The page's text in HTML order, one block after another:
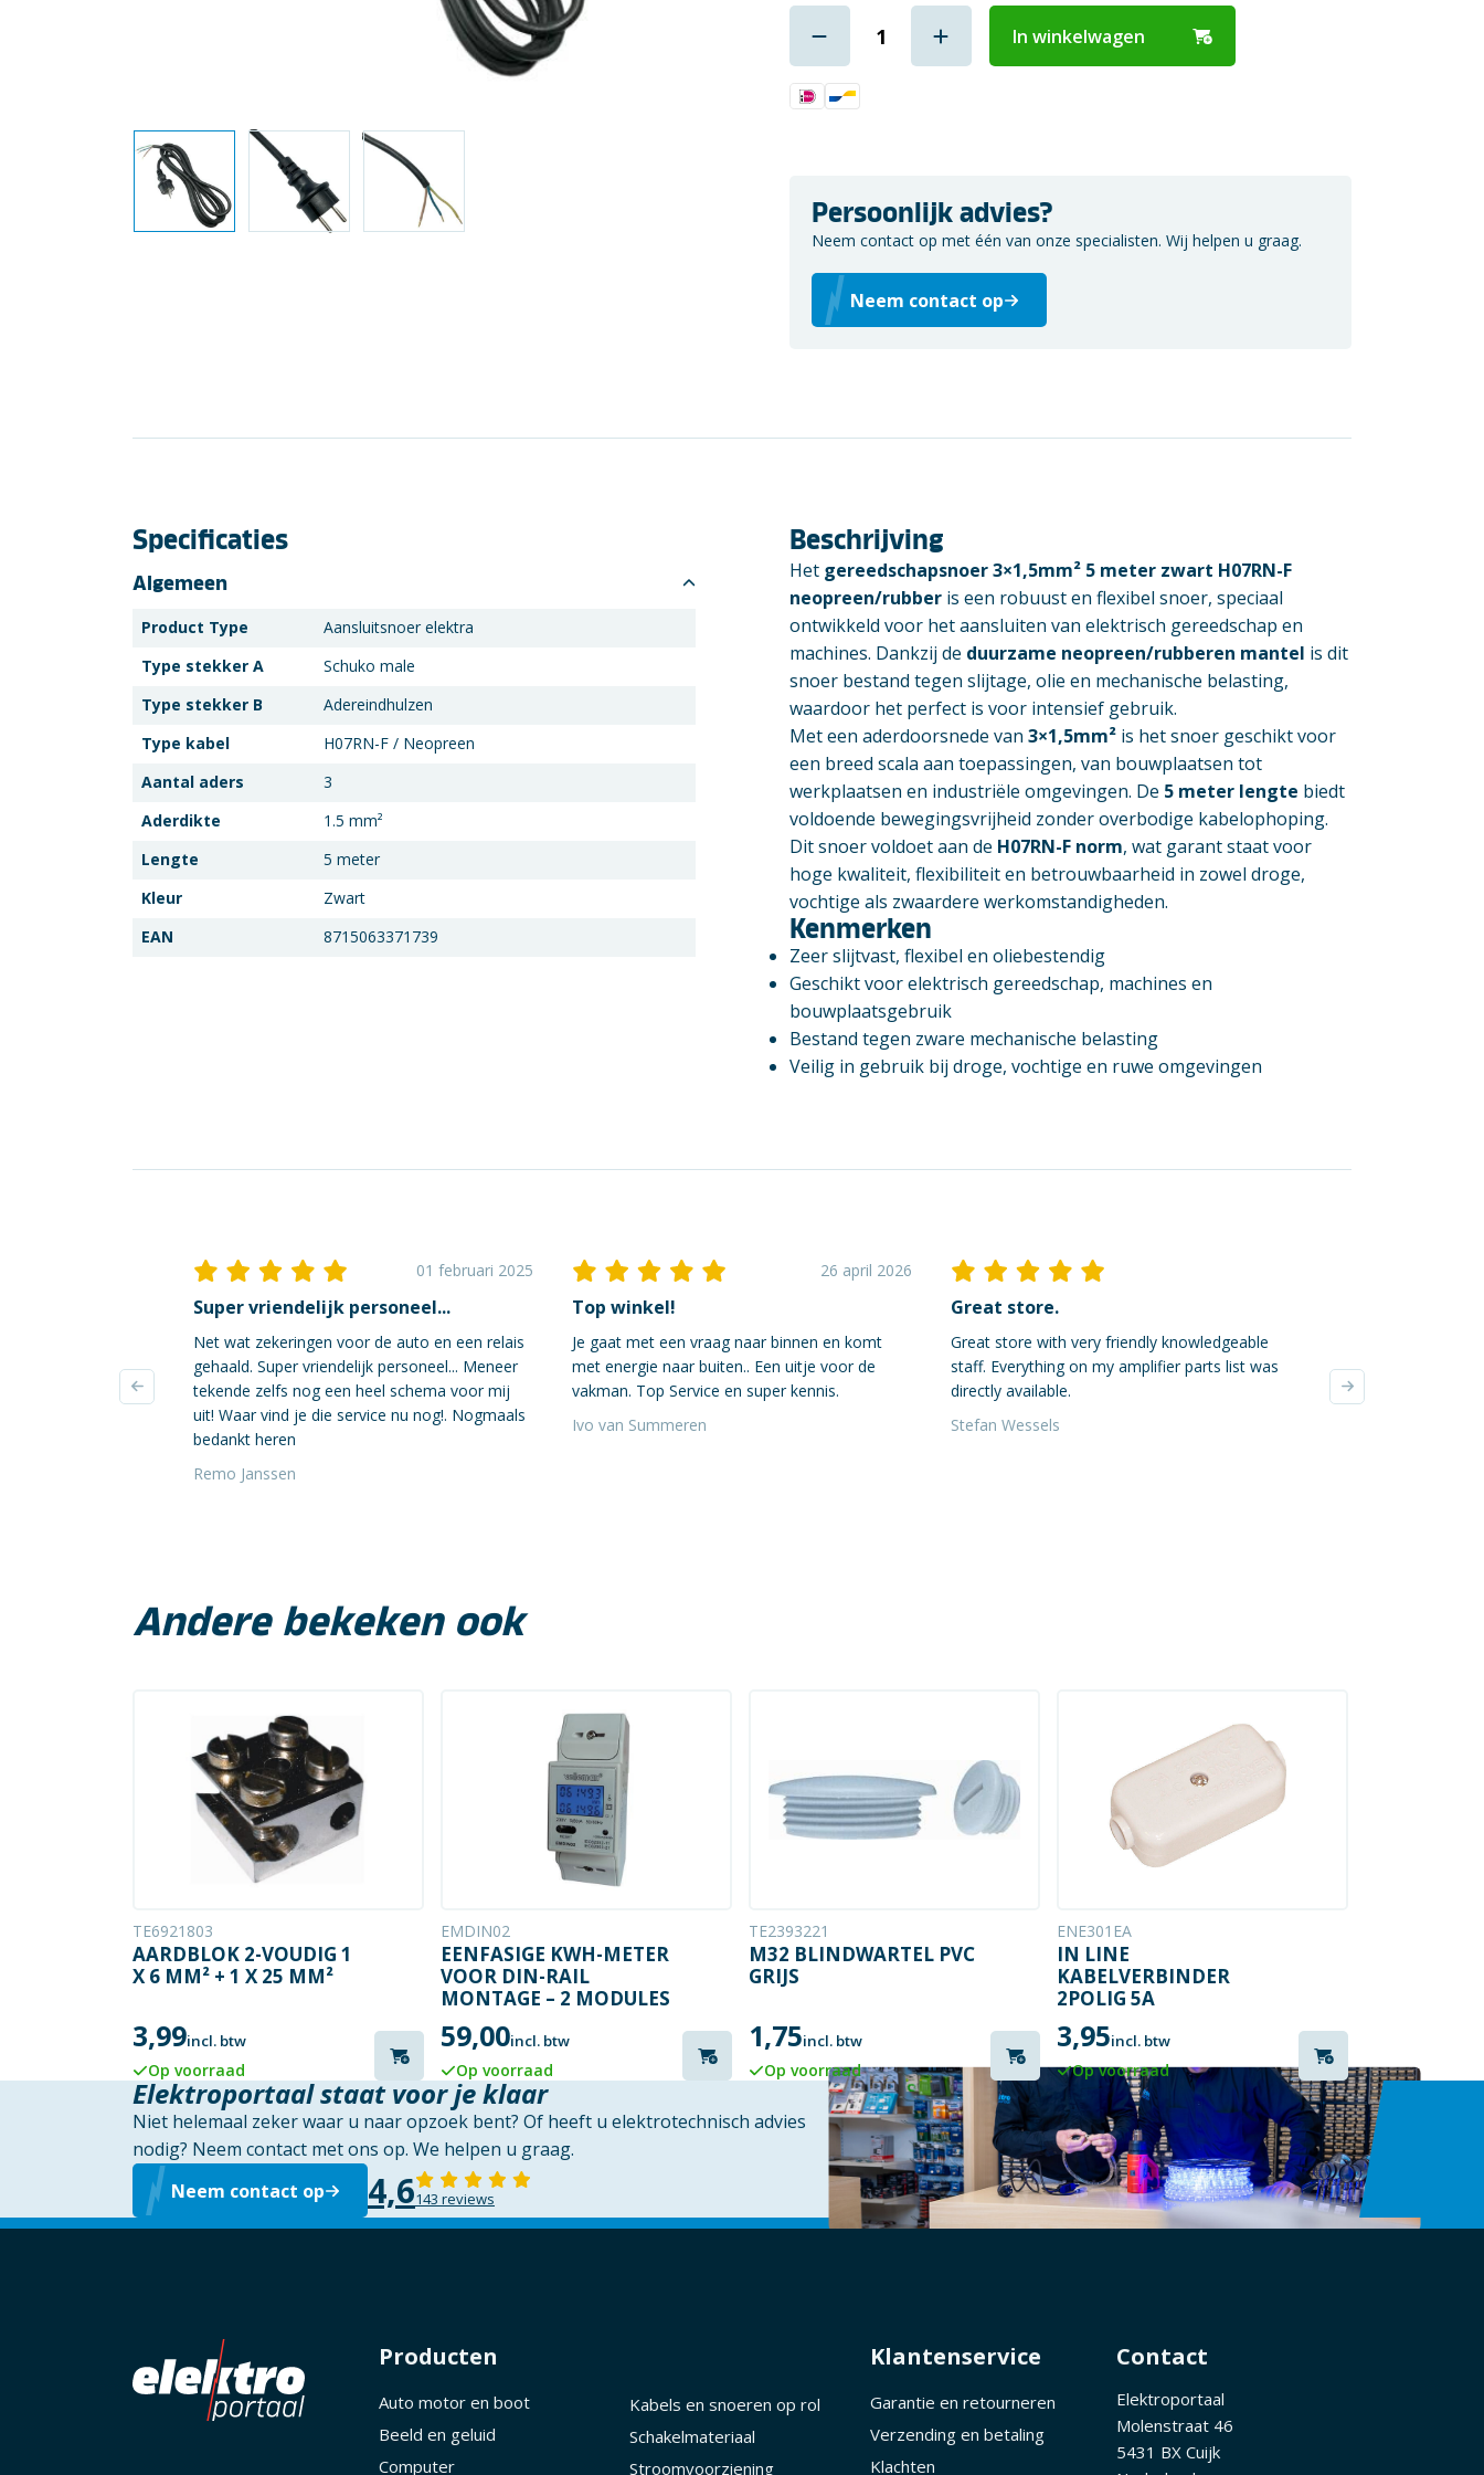
Schakelmateriaal
Stroomvoorziening
In winkelwagen
Persoonlijk advies?
Neem contact op met één van onze specialisten. Wij helpen u graag.
Neem contact op
Specificaties
Algemeen
Product Type
Aansluitsnoer elektra
Type stekker A
Schuko male
Type stekker B
Adereindhulzen
Type kabel
H07RN-F / Neopreen
Aantal aders
3
Aderdikte
1.5 mm²
Lengte
5 meter
Kleur
Zwart
EAN
8715063371739
Beschrijving
Het gereedschapsnoer 3×1,5mm² 5 meter zwart H07RN-F
neopreen/rubberis een robuust en flexibel snoer, speciaal
ontwikkeld voor het aansluiten van elektrisch gereedschap en
machines. Dankzij de duurzame neopreen/rubberen mantel is dit
snoer bestand tegen slijtage, olie en mechanische belasting,
waardoor het perfect is voor intensief gebruik.
Met een aderdoorsnede van 3×1,5mm²is het snoer geschikt voor
een breed scala aan toepassingen, van bouwplaatsen tot
werkplaatsen en industriële omgevingen. De 5 meter lengte biedt
voldoende bewegingsvrijheid zonder overbodige kabelophoping.
Dit snoer voldoet aan de H07RN-F norm, wat garant staat voor
hoge kwaliteit, flexibiliteit en betrouwbaarheid in zowel droge,
vochtige als zwaardere werkomstandigheden.
Kenmerken
Zeer slijtvast, flexibel en oliebestendig
Geschikt voor elektrisch gereedschap, machines en
bouwplaatsgebruik
Bestand tegen zware mechanische belasting
Veilig in gebruik bij droge, vochtige en ruwe omgevingen
01 februari 2025
Super vriendelijk personeel...
Net wat zekeringen voor de auto en een relais
gehaald. Super vriendelijk personeel... Meneer
tekende zelfs nog een heel schema voor mij
uit! Waar vind je die service nu nog!. Nogmaals
bedankt heren
Remo Janssen
26 april 2026
Top winkel!
Je gaat met een vraag naar binnen en komt
met energie naar buiten.. Een uitje voor de
vakman. Top Service en super kennis.
Ivo van Summeren
Great store.
Great store with very friendly knowledgeable
staff. Everything on my amplifier parts list was
directly available.
Stefan Wessels
verzonden, super!
waren zeer
Andere bekeken ook
TE6921803
AARDBLOK 2-VOUDIG 1
X 6 MM² + 1 X 25 MM²
3,99incl. btw
Op voorraad
EMDIN02
EENFASIGE KWH-METER
VOOR DIN-RAIL
MONTAGE – 2 MODULES
59,00incl. btw
Op voorraad
TE2393221
M32 BLINDWARTEL PVC
GRIJS
1,75incl. btw
Op voorraad
ENE301EA
IN LINE
KABELVERBINDER
2POLIG 5A
3,95incl. btw
Op voorraad
Elektroportaal staat voor je klaar
Niet helemaal zeker waar u naar opzoek bent? Of heeft u elektrotechnisch advies
nodig? Neem contact met ons op. We helpen u graag.
Neem contact op
4,6143 reviews
Producten
Auto motor en boot
Beeld en geluid
Computer
Kabels en snoeren op rol
Schakelmateriaal
Stroomvoorziening
Klantenservice
Garantie en retourneren
Verzending en betaling
Klachten
Contact
Elektroportaal
Molenstraat 46
5431 BX Cuijk